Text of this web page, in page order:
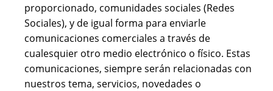
proporcionado, comunidades sociales (Redes
Sociales), y de igual forma para enviarle
comunicaciones comerciales a través de
cualesquier otro medio electrónico o físico. Estas
comunicaciones, siempre serán relacionadas con
nuestros tema, servicios, novedades o